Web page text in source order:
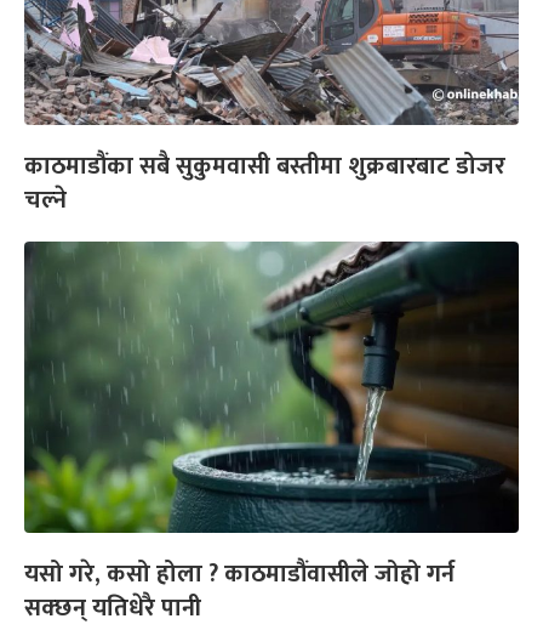
काठमाडौंका सबै सुकुमवासी बस्तीमा शुक्रबारबाट डोजर
चल्ने
यसो गरे, कसो होला ? काठमाडौंवासीले जोहो गर्न
सक्छन् यतिधेरै पानी